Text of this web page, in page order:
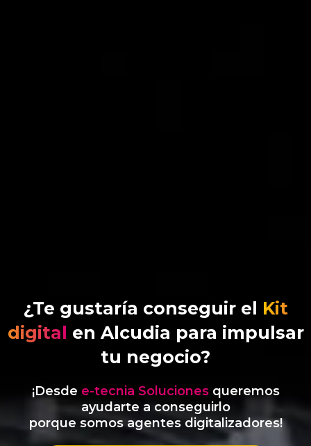
¿Te gustaría conseguir el Kit
digital en Alcudia para impulsar
tu negocio?
¡Desde e-tecnia Solucionesqueremos
ayudarte a conseguirlo
porque somos agentes digitalizadores!